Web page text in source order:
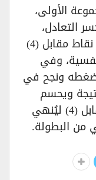
الأولى،
التعادل،
الذي حسمه فاشيرو لصالحه بـ(7) نقاط مقابل (4)
وفي
ضغطه ونجح في
ويحسم
المجموعة لصالحه بـ(6) أشواط مقابل (4) ليُنهي
من البطولة.